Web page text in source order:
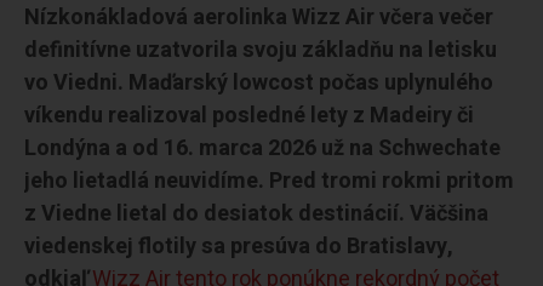
Nízkonákladová aerolinka Wizz Air včera večer
definitívne uzatvorila svoju základňu na letisku
vo Viedni. Maďarský lowcost počas uplynulého
víkendu realizoval posledné lety z Madeiry či
Londýna a od 16. marca 2026 už na Schwechate
jeho lietadlá neuvidíme. Pred tromi rokmi pritom
z Viedne lietal do desiatok destinácií. Väčšina
viedenskej flotily sa presúva do Bratislavy,